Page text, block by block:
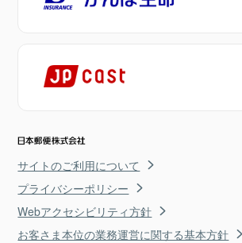
サイトのご利用について
プライバシーポリシー
Webアクセシビリティ方針
お客さま本位の業務運営に関する基本方針